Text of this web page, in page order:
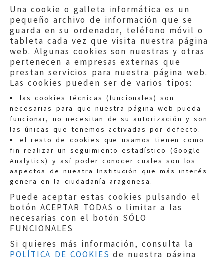
Una cookie o galleta informática es un
pequeño archivo de información que se
guarda en su ordenador, teléfono móvil o
tableta cada vez que visita nuestra página
web. Algunas cookies son nuestras y otras
pertenecen a empresas externas que
prestan servicios para nuestra página web.
Las cookies pueden ser de varios tipos:
las cookies técnicas (funcionales) son
necesarias para que nuestra página web pueda
funcionar, no necesitan de su autorización y son
las únicas que tenemos activadas por defecto.
el resto de cookies que usamos tienen como
fin realizar un seguimiento estadístico (Google
Analytics) y así poder conocer cuales son los
aspectos de nuestra Institución que más interés
genera en la ciudadanía aragonesa.
Puede aceptar estas cookies pulsando el
botón ACEPTAR TODAS o limitar a las
necesarias con el botón SÓLO
FUNCIONALES
Si quieres más información, consulta la
POLÍTICA DE COOKIES de nuestra página
Quejas:quejas@eljusticiadearagon.es
Información general:
informacion@eljusticiadearagon.es
Teléfonos:900 210 210/